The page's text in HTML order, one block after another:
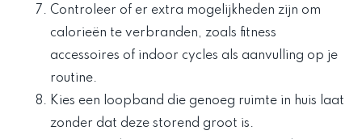
Controleer of er extra mogelijkheden zijn om
calorieën te verbranden, zoals fitness
accessoires of indoor cycles als aanvulling op je
routine.
Kies een loopband die genoeg ruimte in huis laat
zonder dat deze storend groot is.